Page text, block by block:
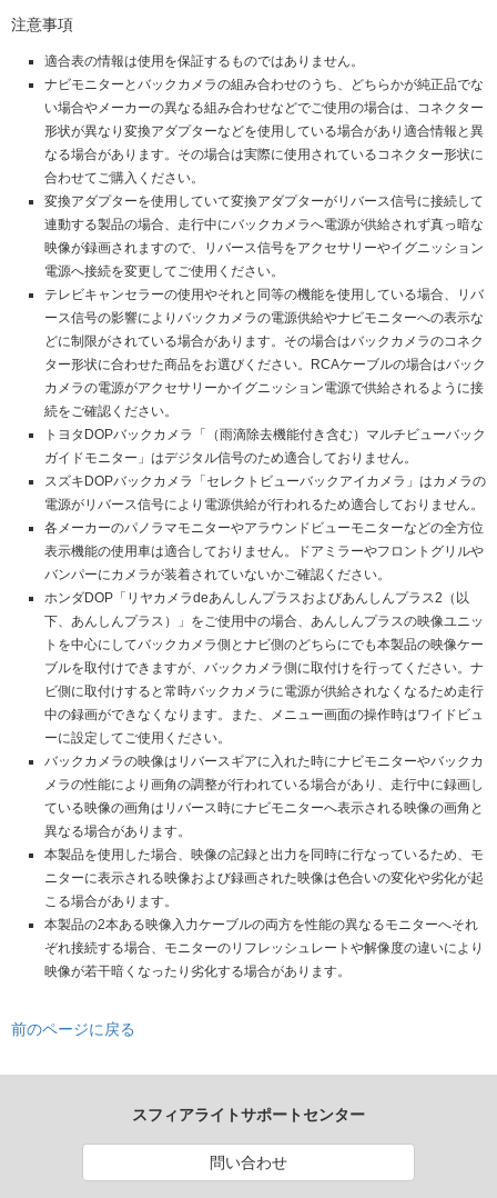
注意事項
適合表の情報は使用を保証するものではありません。
ナビモニターとバックカメラの組み合わせのうち、どちらかが純正品でな
い場合やメーカーの異なる組み合わせなどでご使用の場合は、コネクター
形状が異なり変換アダプターなどを使用している場合があり適合情報と異
なる場合があります。その場合は実際に使用されているコネクター形状に
合わせてご購入ください。
変換アダプターを使用していて変換アダプターがリバース信号に接続して
連動する製品の場合、走行中にバックカメラへ電源が供給されず真っ暗な
映像が録画されますので、リバース信号をアクセサリーやイグニッション
電源へ接続を変更してご使用ください。
テレビキャンセラーの使用やそれと同等の機能を使用している場合、リバ
ース信号の影響によりバックカメラの電源供給やナビモニターへの表示な
どに制限がされている場合があります。その場合はバックカメラのコネク
ター形状に合わせた商品をお選びください。RCAケーブルの場合はバック
カメラの電源がアクセサリーかイグニッション電源で供給されるように接
続をご確認ください。
トヨタDOPバックカメラ「（雨滴除去機能付き含む）マルチビューバック
ガイドモニター」はデジタル信号のため適合しておりません。
スズキDOPバックカメラ「セレクトビューバックアイカメラ」はカメラの
電源がリバース信号により電源供給が行われるため適合しておりません。
各メーカーのパノラマモニターやアラウンドビューモニターなどの全方位
表示機能の使用車は適合しておりません。ドアミラーやフロントグリルや
バンパーにカメラが装着されていないかご確認ください。
ホンダDOP「リヤカメラdeあんしんプラスおよびあんしんプラス2（以
下、あんしんプラス）」をご使用中の場合、あんしんプラスの映像ユニッ
トを中心にしてバックカメラ側とナビ側のどちらにでも本製品の映像ケー
ブルを取付けできますが、バックカメラ側に取付けを行ってください。ナ
ビ側に取付けすると常時バックカメラに電源が供給されなくなるため走行
中の録画ができなくなります。また、メニュー画面の操作時はワイドビュ
ーに設定してご使用ください。
バックカメラの映像はリバースギアに入れた時にナビモニターやバックカ
メラの性能により画角の調整が行われている場合があり、走行中に録画し
ている映像の画角はリバース時にナビモニターへ表示される映像の画角と
異なる場合があります。
本製品を使用した場合、映像の記録と出力を同時に行なっているため、モ
ニターに表示される映像および録画された映像は色合いの変化や劣化が起
こる場合があります。
本製品の2本ある映像入力ケーブルの両方を性能の異なるモニターへそれ
ぞれ接続する場合、モニターのリフレッシュレートや解像度の違いにより
映像が若干暗くなったり劣化する場合があります。
前のページに戻る
スフィアライトサポートセンター
問い合わせ